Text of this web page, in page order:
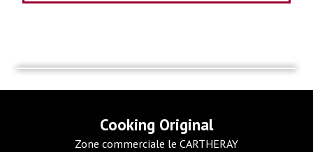
Cooking Original
Zone commerciale le CARTHERAY